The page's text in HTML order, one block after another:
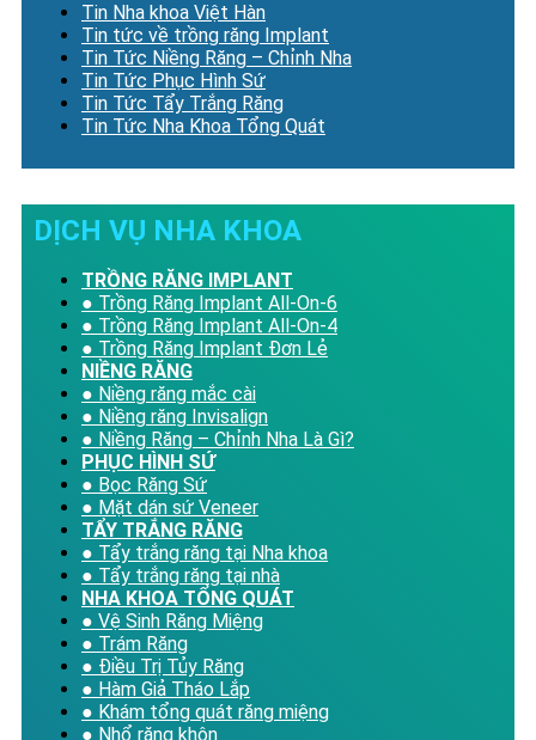
Tin Nha khoa Việt Hàn
Tin tức về trồng răng Implant
Tin Tức Niềng Răng – Chỉnh Nha
Tin Tức Phục Hình Sứ
Tin Tức Tẩy Trắng Răng
Tin Tức Nha Khoa Tổng Quát
DỊCH VỤ NHA KHOA
TRỒNG RĂNG IMPLANT
● Trồng Răng Implant All-On-6
● Trồng Răng Implant All-On-4
● Trồng Răng Implant Đơn Lẻ
NIỀNG RĂNG
● Niềng răng mắc cài
● Niềng răng Invisalign
● Niềng Răng – Chỉnh Nha Là Gì?
PHỤC HÌNH SỨ
● Bọc Răng Sứ
● Mặt dán sứ Veneer
TẨY TRẮNG RĂNG
● Tẩy trắng răng tại Nha khoa
● Tẩy trắng răng tại nhà
NHA KHOA TỔNG QUÁT
● Vệ Sinh Răng Miệng
● Trám Răng
● Điều Trị Tủy Răng
● Hàm Giả Tháo Lắp
● Khám tổng quát răng miệng
● Nhổ răng khôn